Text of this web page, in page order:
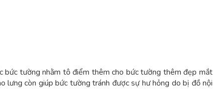
bức tường nhằm tô điểm thêm cho bức tường thêm đẹp mắt
lưng còn giúp bức tường tránh được sự hư hỏng do bị đồ nội